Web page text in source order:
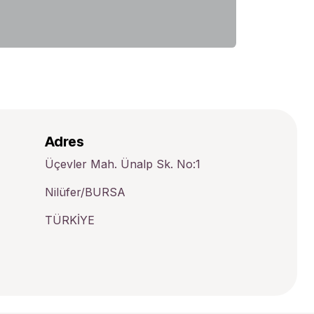
Adres
Üçevler Mah. Ünalp Sk. No:1
Nilüfer/BURSA
TÜRKİYE